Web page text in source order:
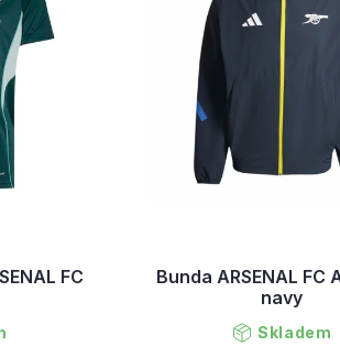
FC
Bunda ARSENAL FC
navy
Skladem